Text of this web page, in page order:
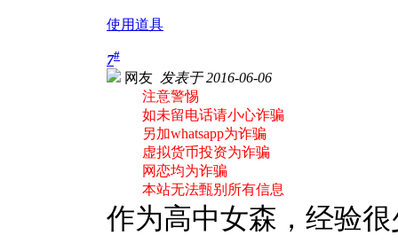
使用道具
7#
网友 发表于 2016-06-06
注意警惕
如未留电话请小心诈骗
另加whatsapp为诈骗
虚拟货币投资为诈骗
网恋均为诈骗
本站无法甄别所有信息
作为高中女森，经验